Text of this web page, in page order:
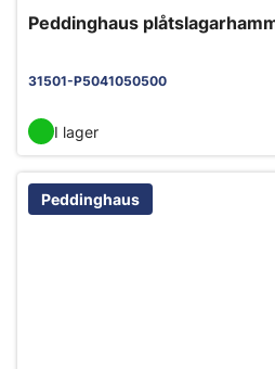
Peddinghaus
31501-P5041050500
I lager
Peddinghaus